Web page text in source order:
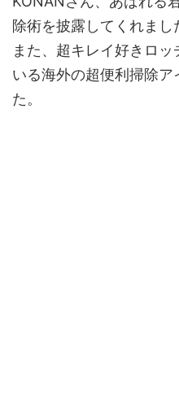
除術を披露してくれまし
また、超キレイ好きロ
いる海外の超便利掃除
た。